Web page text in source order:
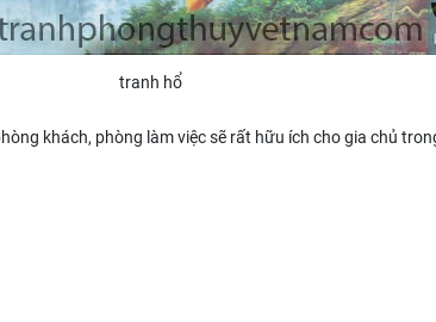
tranh hổ
khách, phòng làm việc sẽ rất hữu ích cho gia chủ